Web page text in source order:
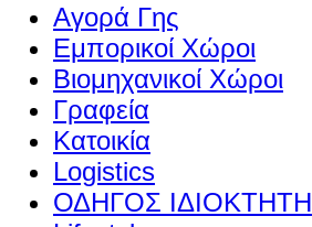
Αγορά Γης
Εμπορικοί Χώροι
Βιομηχανικοί Χώροι
Γραφεία
Κατοικία
Logistics
ΟΔΗΓΟΣ ΙΔΙΟΚΤΗΤΗ